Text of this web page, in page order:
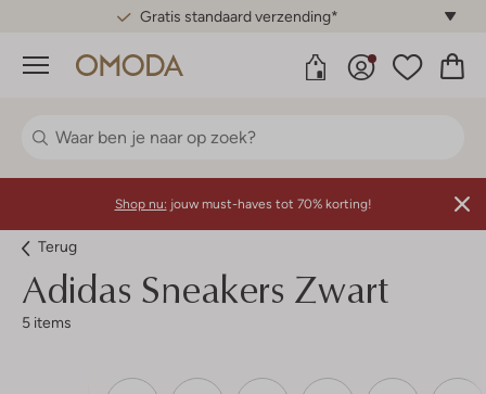
Gratis standaard verzending*
Menu
Shop nu: jouw must-haves tot 70% korting!
Terug
Adidas Sneakers Zwart
5 items